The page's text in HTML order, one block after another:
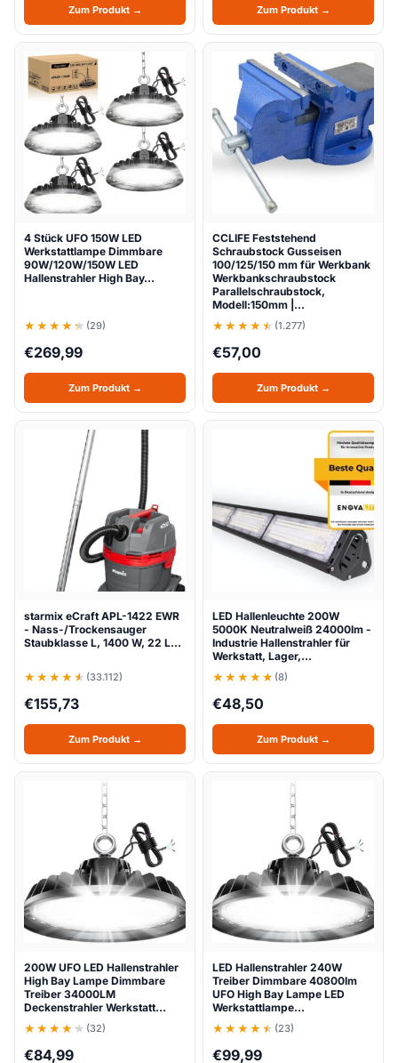
Zum Produkt → Zum Produkt →
4 Stück UFO 150W LED
Werkstattlampe Dimmbare
90W/120W/150W LED
Hallenstrahler High Bay…
(29)
€269,99
Zum Produkt →
CCLIFE Feststehend
Schraubstock Gusseisen
100/125/150 mm für Werkbank
Werkbankschraubstock
Parallelschraubstock,
Modell:150mm |…
(1.277)
€57,00
Zum Produkt →
starmix eCraft APL-1422 EWR
- Nass-/Trockensauger
Staubklasse L, 1400 W, 22 L…
(33.112)
€155,73
Zum Produkt →
LED Hallenleuchte 200W
5000K Neutralweiß 24000lm -
Industrie Hallenstrahler für
Werkstatt, Lager,…
(8)
€48,50
Zum Produkt →
200W UFO LED Hallenstrahler
High Bay Lampe Dimmbare
Treiber 34000LM
Deckenstrahler Werkstatt…
(32)
€84,99
LED Hallenstrahler 240W
Treiber Dimmbare 40800lm
UFO High Bay Lampe LED
Werkstattlampe…
(23)
€99,99